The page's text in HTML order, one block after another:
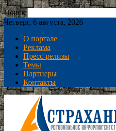
Поиск
Четверг, 6 августа, 2026
О портале
Реклама
Пресс-релизы
Темы
Партнеры
Контакты